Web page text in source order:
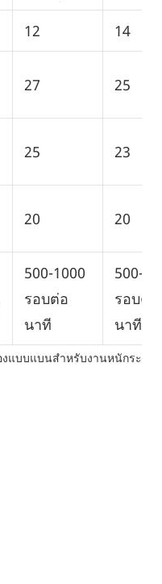
12 14
27 25
25 23
20 20
500-1000
รอบต่อ
นาที
500-
รอบต่อ
นาที